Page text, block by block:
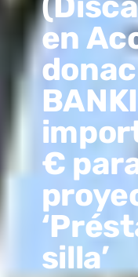
en
€
silla’